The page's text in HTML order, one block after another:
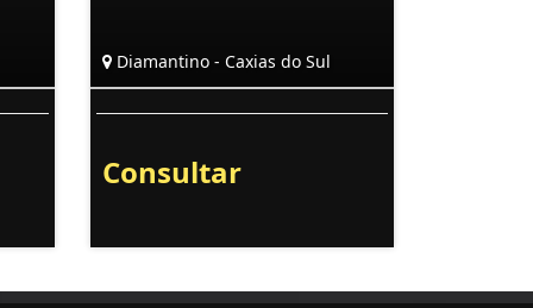
Diamantino - Caxias do Sul
Consultar